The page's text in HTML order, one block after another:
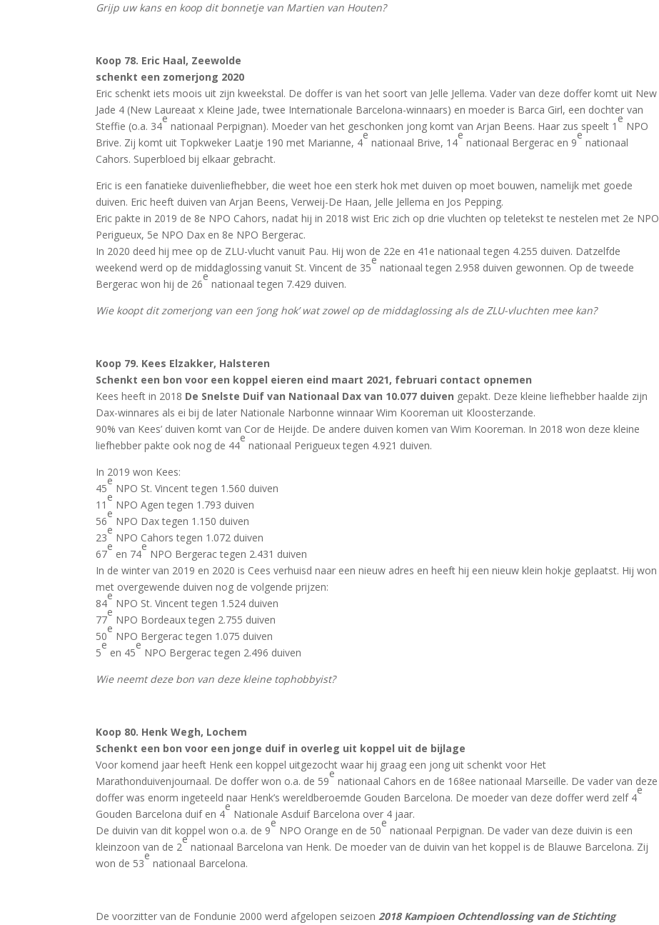
Grijp uw kans en koop dit bonnetje van Martien van Houten?
Koop 78. Eric Haal, Zeewolde
schenkt een zomerjong 2020
Eric schenkt iets moois uit zijn kweekstal. De doffer is van het soort van Jelle Jellema. Vader van deze doffer komt uit New
Jade 4 (New Laureaat x Kleine Jade, twee Internationale Barcelona-winnaars) en moeder is Barca Girl, een dochter van
Steffie (o.a. 34
e
nationaal Perpignan). Moeder van het geschonken jong komt van Arjan Beens. Haar zus speelt 1
e
NPO
Brive. Zij komt uit Topkweker Laatje 190 met Marianne, 4
e
nationaal Brive, 14
e
nationaal Bergerac en 9
e
nationaal
Cahors. Superbloed bij elkaar gebracht.
Eric is een fanatieke duivenliefhebber, die weet hoe een sterk hok met duiven op moet bouwen, namelijk met goede
duiven. Eric heeft duiven van Arjan Beens, Verweij-De Haan, Jelle Jellema en Jos Pepping.
Eric pakte in 2019 de 8e NPO Cahors, nadat hij in 2018 wist Eric zich op drie vluchten op teletekst te nestelen met 2e NPO
Perigueux, 5e NPO Dax en 8e NPO Bergerac.
In 2020 deed hij mee op de ZLU-vlucht vanuit Pau. Hij won de 22e en 41e nationaal tegen 4.255 duiven. Datzelfde
weekend werd op de middaglossing vanuit St. Vincent de 35
e
nationaal tegen 2.958 duiven gewonnen. Op de tweede
Bergerac won hij de 26
e
nationaal tegen 7.429 duiven.
Wie koopt dit zomerjong van een ‘jong hok’ wat zowel op de middaglossing als de ZLU-vluchten mee kan?
Koop 79. Kees Elzakker, Halsteren
Schenkt een bon voor een koppel eieren eind maart 2021, februari contact opnemen
Kees heeft in 2018 De Snelste Duif van Nationaal Dax van 10.077 duiven gepakt. Deze kleine liefhebber haalde zijn
Dax-winnares als ei bij de later Nationale Narbonne winnaar Wim Kooreman uit Kloosterzande.
90% van Kees’ duiven komt van Cor de Heijde. De andere duiven komen van Wim Kooreman. In 2018 won deze kleine
liefhebber pakte ook nog de 44
e
nationaal Perigueux tegen 4.921 duiven.
In 2019 won Kees:
45
e
NPO St. Vincent tegen 1.560 duiven
11
e
NPO Agen tegen 1.793 duiven
56
e
NPO Dax tegen 1.150 duiven
23
e
NPO Cahors tegen 1.072 duiven
67
e
en 74
e
NPO Bergerac tegen 2.431 duiven
In de winter van 2019 en 2020 is Cees verhuisd naar een nieuw adres en heeft hij een nieuw klein hokje geplaatst. Hij won
met overgewende duiven nog de volgende prijzen:
84
e
NPO St. Vincent tegen 1.524 duiven
77
e
NPO Bordeaux tegen 2.755 duiven
50
e
NPO Bergerac tegen 1.075 duiven
5
e
en 45
e
NPO Bergerac tegen 2.496 duiven
Wie neemt deze bon van deze kleine tophobbyist?
Koop 80. Henk Wegh, Lochem
Schenkt een bon voor een jonge duif in overleg uit koppel uit de bijlage
Voor komend jaar heeft Henk een koppel uitgezocht waar hij graag een jong uit schenkt voor Het
Marathonduivenjournaal. De doffer won o.a. de 59
e
nationaal Cahors en de 168ee nationaal Marseille. De vader van deze
doffer was enorm ingeteeld naar Henk’s wereldberoemde Gouden Barcelona. De moeder van deze doffer werd zelf 4
e
Gouden Barcelona duif en 4
e
Nationale Asduif Barcelona over 4 jaar.
De duivin van dit koppel won o.a. de 9
e
NPO Orange en de 50
e
nationaal Perpignan. De vader van deze duivin is een
kleinzoon van de 2
e
nationaal Barcelona van Henk. De moeder van de duivin van het koppel is de Blauwe Barcelona. Zij
won de 53
e
nationaal Barcelona.
De voorzitter van de Fondunie 2000 werd afgelopen seizoen2018 Kampioen Ochtendlossing van de Stichting